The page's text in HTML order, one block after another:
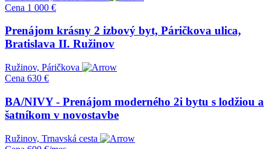
Cena 1 000 €
Prenájom krásny 2 izbový byt, Páričkova ulica,
Bratislava II. Ružinov
Ružinov, Páričkova
Cena 630 €
BA/NIVY - Prenájom moderného 2i bytu s lodžiou a
šatníkom v novostavbe
Ružinov, Trnavská cesta